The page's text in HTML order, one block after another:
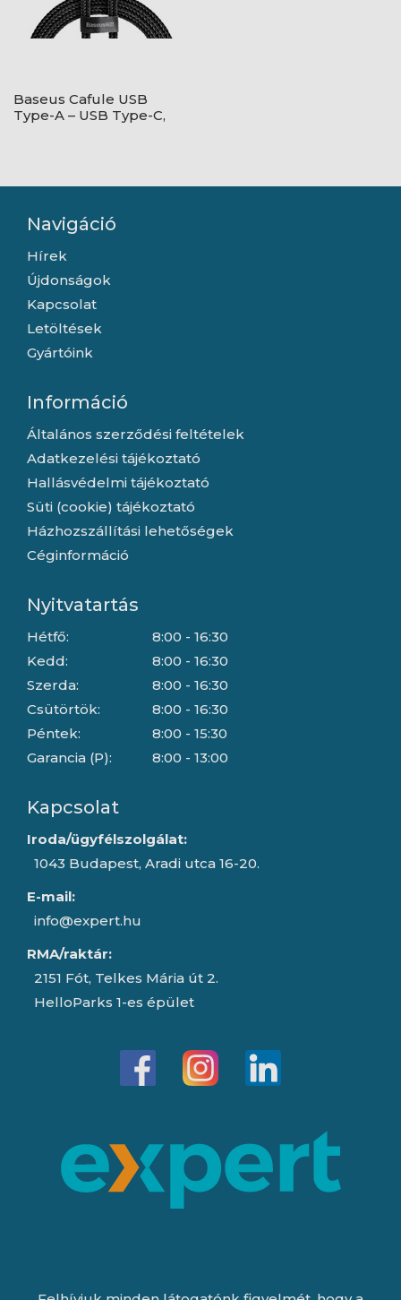
Baseus Cafule USB
Type-A – USB Type-C,
Navigáció
Hírek
Újdonságok
Kapcsolat
Letöltések
Gyártóink
Információ
Általános szerződési feltételek
Adatkezelési tájékoztató
Hallásvédelmi tájékoztató
Süti (cookie) tájékoztató
Házhozszállítási lehetőségek
Céginformáció
Nyitvatartás
Hétfő:
Kedd:
Szerda:
Csütörtök:
Péntek:
Garancia (P):
8:00 - 16:30
8:00 - 16:30
8:00 - 16:30
8:00 - 16:30
8:00 - 15:30
8:00 - 13:00
Kapcsolat
Iroda/ügyfélszolgálat:
1043 Budapest, Aradi utca 16-20.
E-mail:
info@expert.hu
RMA/raktár:
2151 Fót, Telkes Mária út 2.
HelloParks 1-es épület